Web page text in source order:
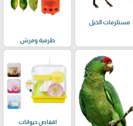
مستلزمات الخيل
طرمبة ومرش
اقفاص حيوانات